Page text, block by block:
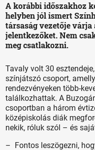
A korábbi időszakhoz
helyben jól ismert
társaság vezetője várja
jelentkezőket. Nem
meg csatlakozni.
Tavaly volt 30
színjátszó csoport,
rendezvényeken több-
találkozhattak. A
csoportban a három
középiskolás diák
nekik, róluk szól – és
– Fontos leszögezni,